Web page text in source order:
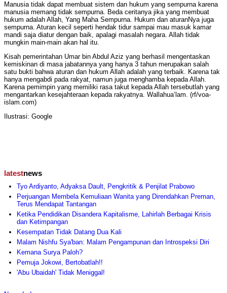
Manusia tidak dapat membuat sistem dan hukum yang sempurna karena
manusia memang tidak sempurna. Beda ceritanya jika yang membuat
hukum adalah Allah, Yang Maha Sempurna. Hukum dan aturanNya juga
sempurna. Aturan kecil seperti hendak tidur sampai mau masuk kamar
mandi saja diatur dengan baik, apalagi masalah negara. Allah tidak
mungkin main-main akan hal itu.
Kisah pemerintahan Umar bin Abdul Aziz yang berhasil mengentaskan
kemiskinan di masa jabatannya yang hanya 3 tahun merupakan salah
satu bukti bahwa aturan dan hukum Allah adalah yang terbaik. Karena tak
hanya mengabdi pada rakyat, namun juga menghamba kepada Allah.
Karena pemimpin yang memiliki rasa takut kepada Allah tersebutlah yang
mengantarkan kesejahteraan kepada rakyatnya. Wallahua’lam. (rf/voa-
islam.com)
Ilustrasi: Google
latestnews
Tyo Ardiyanto, Adyaksa Dault, Pengkritik & Penjilat Prabowo
Perjuangan Membela Kemuliaan Wanita yang Direndahkan Preman,
Terus Mendapat Tantangan
Ketika Pendidikan Disandera Kapitalisme, Lahirlah Berbagai Krisis
dan Ketimpangan
Kesempatan Tidak Datang Dua Kali
Malam Nishfu Sya'ban: Malam Pengampunan dan Introspeksi Diri
Kemana Surya Paloh?
Pemuja Jokowi, Bertobatlah!!
'Abu Ubaidah' Tidak Meniggal!